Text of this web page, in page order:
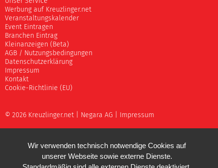
Werbung auf Kreuzlinger.net
Veranstaltungskalender
Event Eintragen
Branchen Eintrag
Kleinanzeigen (Beta)
AGB / Nutzungsbedingungen
Datenschutzerklärung
Impressum
Kontakt
Cookie-Richtlinie (EU)
© 2026 Kreuzlinger.net | Negara AG Impressum
Wir verwenden technisch notwendige Cookies auf
unserer Webseite sowie externe Dienste.